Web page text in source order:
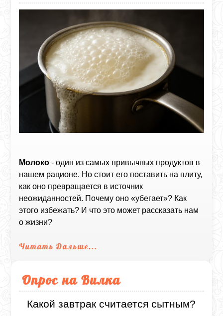
Молоко - один из самых привычных продуктов в
нашем рационе. Но стоит его поставить на плиту,
как оно превращается в источник
неожиданностей. Почему оно «убегает»? Как
этого избежать? И что это может рассказать нам
о жизни?
Читать Дальше...
Опрос на Вилка
Какой завтрак считается сытным?